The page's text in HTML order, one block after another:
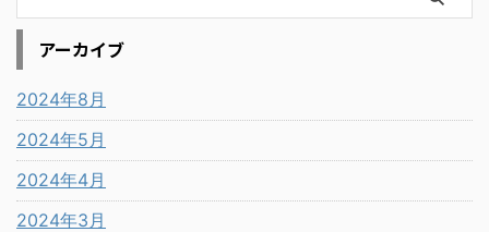
アーカイブ
2024年8月
2024年5月
2024年4月
2024年3月